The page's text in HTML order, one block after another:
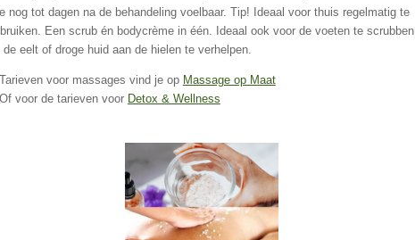
nog tot dagen na de behandeling voelbaar. Tip! Ideaal voor thuis regelmatig te
Een scrub én bodycrème in één. Ideaal ook voor de voeten te scrubben
de eelt of droge huid aan de hielen te verhelpen.
Tarieven voor massages vind je op Massage op Maat
Of voor de tarieven voor Detox & Wellness